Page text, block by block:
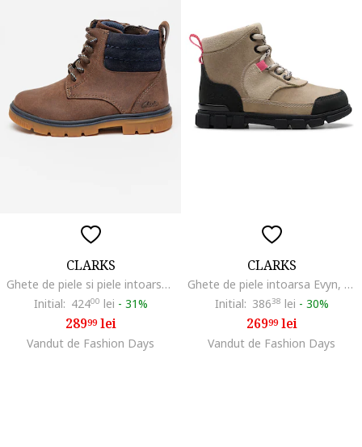
CLARKS
Ghete de piele si piele intoarsa Lorcam, Albastru inchis/Maro inchis/Caramel
Initial: 42400 lei - 31%
28999lei
Vandut de Fashion Days
CLARKS
Ghete de piele intoarsa Evyn, Alb fildes/Negru/Maro nisip
Initial: 38638 lei - 30%
26999lei
Vandut de Fashion Days